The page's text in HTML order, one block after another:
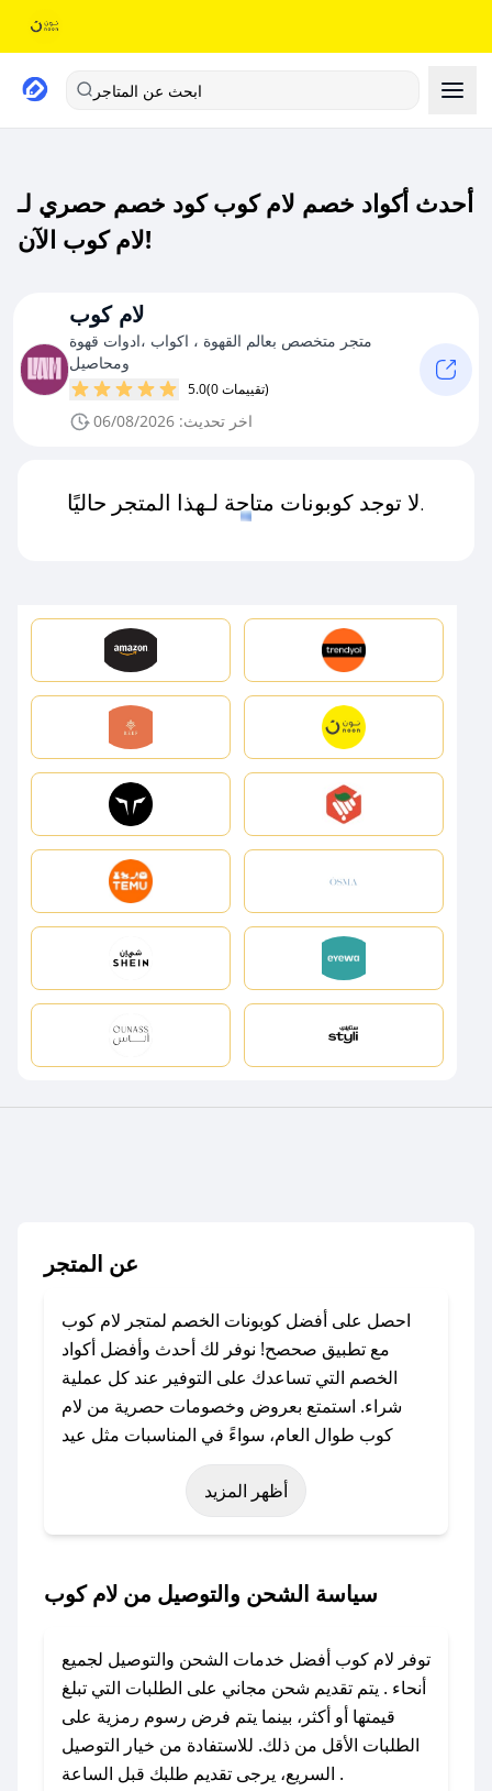
ابحث عن المتاجر
أحدث أكواد خصم لام كوب كود خصم حصري لـ
لام كوب الآن!
لام كوب
متجر متخصص بعالم القهوة ، اكواب ،ادوات قهوة
ومحاصيل
5.0 (0 تقييمات)
اخر تحديث: 06/08/2026
لا توجد كوبونات متاحة لـهذا المتجر حاليًا.
عن المتجر
احصل على أفضل كوبونات الخصم لمتجر لام كوب
مع تطبيق صحصح! نوفر لك أحدث وأفضل أكواد
الخصم التي تساعدك على التوفير عند كل عملية
شراء. استمتع بعروض وخصومات حصرية من لام
كوب طوال العام، سواءً في المناسبات مثل عيد
الفطر، عيد الأضحى، الجمعة البيضاء (شهر نوفمبر)،
رمضان، اليوم الوطني، يوم التأسيس، أو حتى عروض
باستخدام تطبيق صحصح، يمكنك العثور بسهولة على
تواصل معنا عبر تويتر أو البريد الإلكتروني لإضافته
بسرعة.
### كيفية استخدام كود خصم لام كوب؟
1. انسخ كود الخصم من تطبيق صحصح.
أظهر المزيد
سياسة الشحن والتوصيل من لام كوب
توفر لام كوب أفضل خدمات الشحن والتوصيل لجميع
أنحاء . يتم تقديم شحن مجاني على الطلبات التي تبلغ
قيمتها أو أكثر، بينما يتم فرض رسوم رمزية على
الطلبات الأقل من ذلك. للاستفادة من خيار التوصيل
السريع، يرجى تقديم طلبك قبل الساعة .